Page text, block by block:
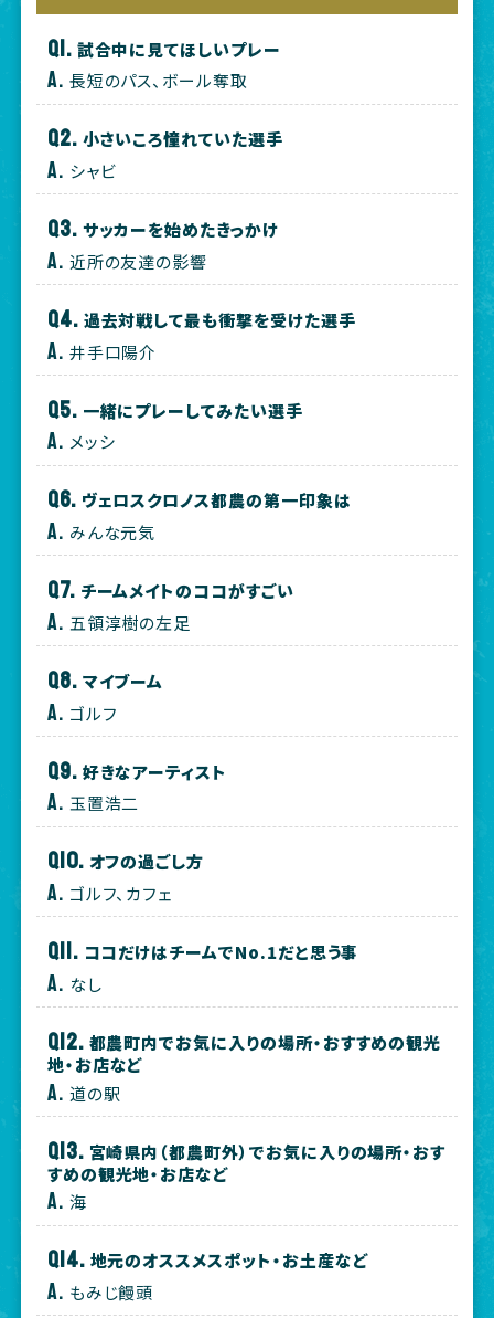
試合中に見てほしいプレー
長短のパス、ボール奪取
小さいころ憧れていた選手
シャビ
サッカーを始めたきっかけ
近所の友達の影響
過去対戦して最も衝撃を受けた選手
井手口陽介
一緒にプレーしてみたい選手
メッシ
ヴェロスクロノス都農の第一印象は
みんな元気
チームメイトのココがすごい
五領淳樹の左足
マイブーム
ゴルフ
好きなアーティスト
玉置浩二
オフの過ごし方
ゴルフ、カフェ
ココだけはチームでNo.1だと思う事
なし
都農町内でお気に入りの場所・おすすめの観光
地・お店など
道の駅
宮崎県内（都農町外）でお気に入りの場所・おす
すめの観光地・お店など
海
地元のオススメスポット・お土産など
もみじ饅頭